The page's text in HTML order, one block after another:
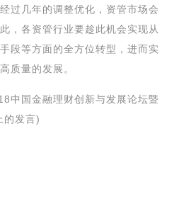
过几年的调整优化，资管市场会
，各资管行业要趁此机会实现从
段等方面的全方位转型，进而实
质量的发展。
中国金融理财创新与发展论坛暨
的发言)